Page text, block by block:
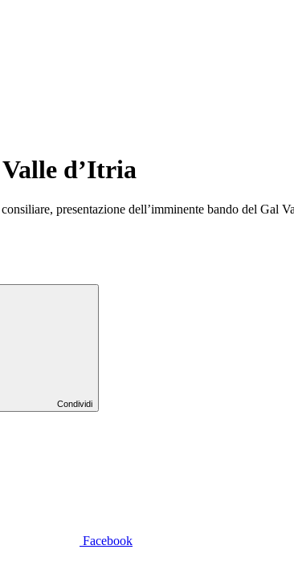
d’Itria
presentazione dell’imminente bando del Gal
Condividi
Facebook